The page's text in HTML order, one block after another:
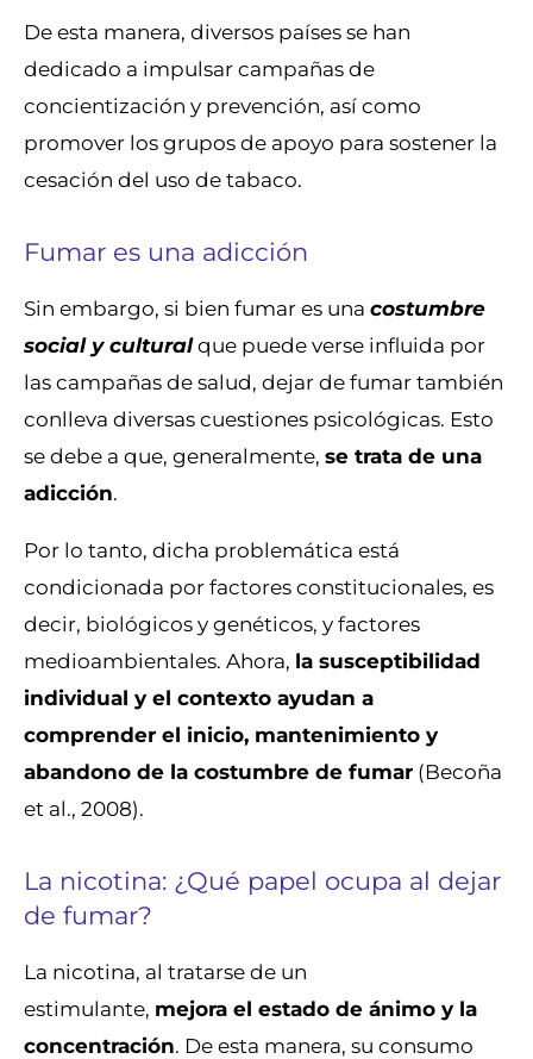
De esta manera, diversos países se han
dedicado a impulsar campañas de
concientización y prevención, así como
promover los grupos de apoyo para sostener la
cesación del uso de tabaco.
Fumar es una adicción
Sin embargo, si bien fumar es una costumbre
social y culturalque puede verse influida por
las campañas de salud, dejar de fumar también
conlleva diversas cuestiones psicológicas. Esto
se debe a que, generalmente, se trata de una
adicción.
Por lo tanto, dicha problemática está
condicionada por factores constitucionales, es
decir, biológicos y genéticos, y factores
medioambientales. Ahora, la susceptibilidad
individual y el contexto ayudan a
comprender el inicio, mantenimiento y
abandono de la costumbre de fumar (Becoña
et al., 2008).
La nicotina: ¿Qué papel ocupa al dejar
de fumar?
La nicotina, al tratarse de un
estimulante, mejora el estado de ánimo y la
concentración. De esta manera, su consumo